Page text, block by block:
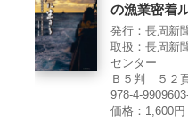
の漁業密着
発行：長周新
取扱：長周新
センター
Ｂ５判 ５
978-4-
価格：1,600円